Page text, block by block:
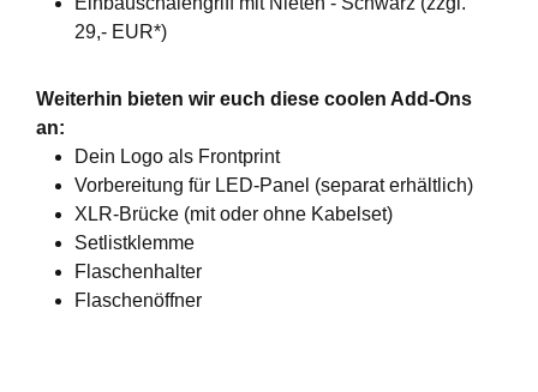
29,- EUR*)
Weiterhin bieten wir euch diese coolen Add-Ons
an:
Dein Logo als Frontprint
Vorbereitung für LED-Panel (separat erhältlich)
XLR-Brücke (mit oder ohne Kabelset)
Setlistklemme
Flaschenhalter
Flaschenöffner